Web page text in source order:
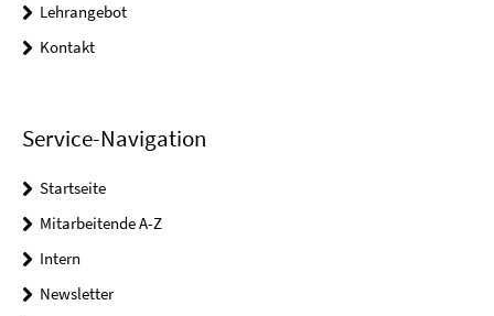
Lehrangebot
Kontakt
Service-Navigation
Startseite
Mitarbeitende A-Z
Intern
Newsletter